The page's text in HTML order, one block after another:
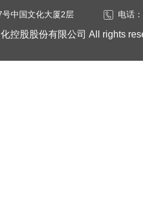
中国文化大厦2层 电话
控股股份有限公司 All rights